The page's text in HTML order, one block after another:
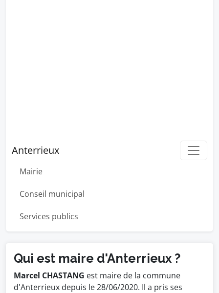
Anterrieux
Mairie
Conseil municipal
Services publics
Qui est maire d'Anterrieux ?
Marcel CHASTANG est maire de la commune
d'Anterrieux depuis le 28/06/2020. Il a pris ses